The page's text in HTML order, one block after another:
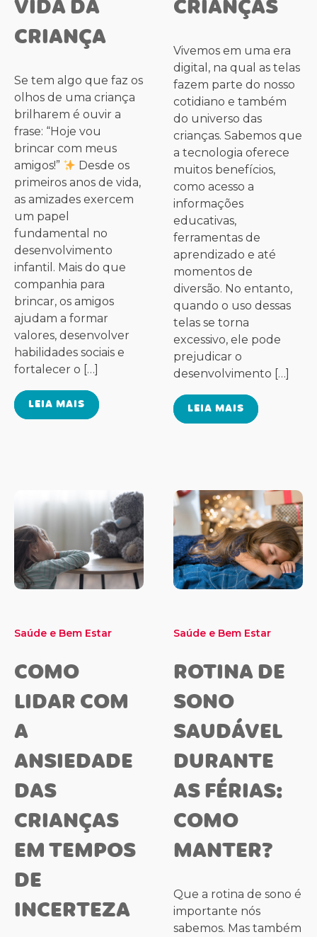
VIDA DA
CRIANÇA
Se tem algo que faz os
olhos de uma criança
brilharem é ouvir a
frase: “Hoje vou
brincar com meus
amigos!”
Desde os
primeiros anos de vida,
as amizades exercem
um papel
fundamental no
desenvolvimento
infantil. Mais do que
companhia para
brincar, os amigos
ajudam a formar
valores, desenvolver
habilidades sociais e
fortalecer o […]
LEIA MAIS
CRIANÇAS
Vivemos em uma era
digital, na qual as telas
fazem parte do nosso
cotidiano e também
do universo das
crianças. Sabemos que
a tecnologia oferece
muitos benefícios,
como acesso a
informações
educativas,
ferramentas de
aprendizado e até
momentos de
diversão. No entanto,
quando o uso dessas
telas se torna
excessivo, ele pode
prejudicar o
desenvolvimento […]
LEIA MAIS
Saúde e Bem Estar
COMO
LIDAR COM
A
ANSIEDADE
DAS
CRIANÇAS
EM TEMPOS
DE
INCERTEZA
Saúde e Bem Estar
ROTINA DE
SONO
SAUDÁVEL
DURANTE
AS FÉRIAS:
COMO
MANTER?
Que a rotina de sono é
importante nós
sabemos. Mas também